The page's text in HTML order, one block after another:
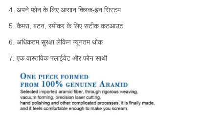
4. अपने फोन के लिए आसान क्लिक-इन सिस्टम
5. कैमरा, बटन, स्पीकर के लिए सटीक कटआउट
6. अधिकतम सुरक्षा लेकिन न्यूनतम थोक
7. एक वास्तविक फ्लाईवेट और फोन साथी